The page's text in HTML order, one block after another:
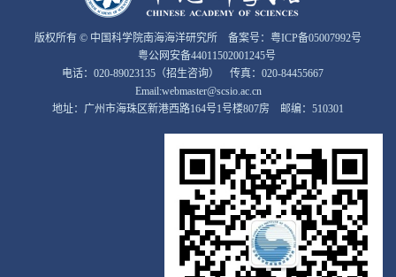
版权所有 © 中国科学院南海海洋研究所 备案号： 粤ICP备05007992号
粤公网安备44011502001245号
电话：020-89023135（招生咨询） 传真：020-84455667
Email:webmaster@scsio.ac.cn
地址：广州市海珠区新港西路164号1号楼807房 邮编：510301